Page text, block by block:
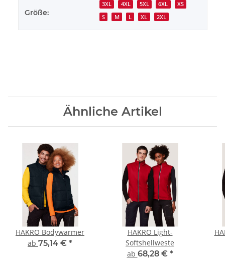
Größe:
3XL 4XL 5XL 6XL
XS
S
M L XL 2XL
Ähnliche Artikel
HAKRO Bodywarmer
ab 75,14 € *
HAKRO Light-
Softshellweste
ab 68,28 € *